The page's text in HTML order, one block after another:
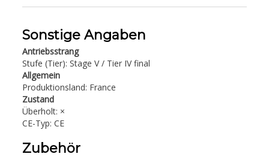
Sonstige Angaben
Antriebsstrang
Stufe (Tier): Stage V / Tier IV final
Allgemein
Produktionsland: France
Zustand
Überholt: ×
CE-Typ: CE
Zubehör